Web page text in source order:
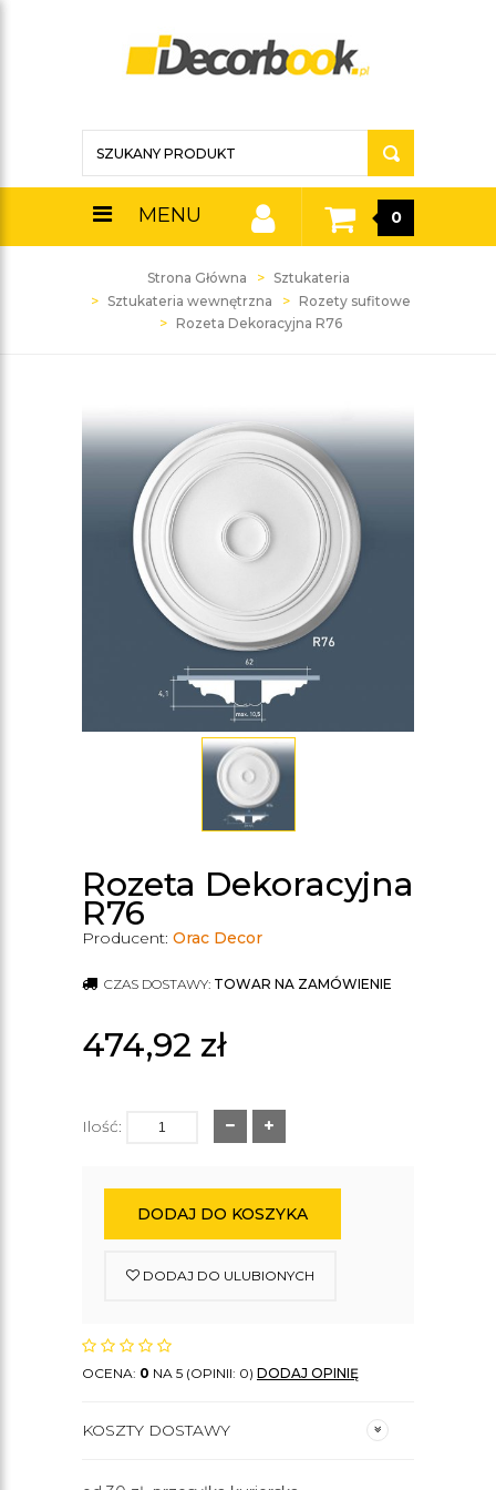
MENU 0
Strona Główna
Sztukateria
Sztukateria wewnętrzna
Rozety sufitowe
Rozeta Dekoracyjna R76
Rozeta Dekoracyjna
R76
Producent: Orac Decor
CZAS DOSTAWY: TOWAR NA ZAMÓWIENIE
474,92 zł
Ilość:
DODAJ DO KOSZYKA
DODAJ DO ULUBIONYCH
OCENA: 0 NA 5 (OPINII: 0) DODAJ OPINIĘ
KOSZTY DOSTAWY